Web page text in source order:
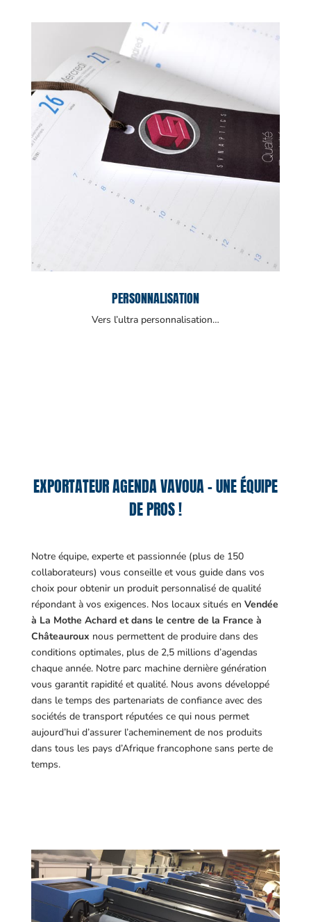
PERSONNALISATION
Vers l’ultra personnalisation…
EXPORTATEUR AGENDA VAVOUA – UNE ÉQUIPE
DE PROS !
Notre équipe, experte et passionnée (plus de 150
collaborateurs) vous conseille et vous guide dans vos
choix pour obtenir un produit personnalisé de qualité
répondant à vos exigences. Nos locaux situés en Vendée
à La Mothe Achard et dans le centre de la France à
Châteauroux nous permettent de produire dans des
conditions optimales, plus de 2,5 millions d’agendas
chaque année. Notre parc machine dernière génération
vous garantit rapidité et qualité. Nous avons développé
dans le temps des partenariats de confiance avec des
sociétés de transport réputées ce qui nous permet
aujourd’hui d’assurer l’acheminement de nos produits
dans tous les pays d’Afrique francophone sans perte de
temps.